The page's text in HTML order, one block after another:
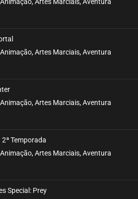
01, 2020
15
01, 2020
14
13
Artes Marciais, Aventura
Artes Marciais, Aventura
Artes Marciais, Aventura
Temporada
Artes Marciais, Aventura
Special: Prey